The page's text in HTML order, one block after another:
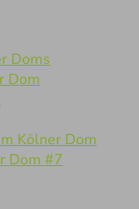
Doms
Dom
Kölner Dom
Dom #7